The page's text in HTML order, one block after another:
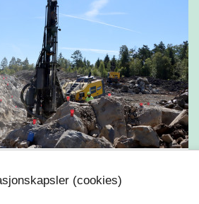
skrider fram(cookies)